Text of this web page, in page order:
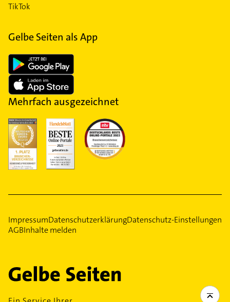
TikTok
Gelbe Seiten als App
Mehrfach ausgezeichnet
ImpressumDatenschutzerklärungDatenschutz-Einstellungen
AGBInhalte melden